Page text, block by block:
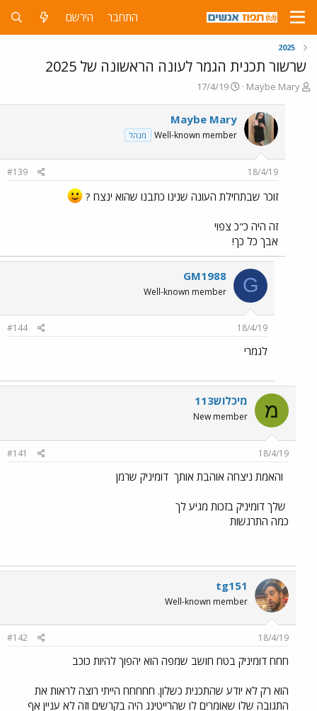
התחבר הירשם
2025
שרשור תכנית הגמר לעונה הראשונה של 2025
פ
Maybe Mary
פ
ס
ם
ת
י
17/4/19
Maybe Mary
Well-known member מנהל
18/4/19
#139
זוכר שבתחילת העונה שנינו כתבנו שהוא ינצח ?
זה היה כ"כ צפוי
אבך כל כך!
G
GM1988
Well-known member
18/4/19
#144
לגמרי
מ מיכלוש113
New member
18/4/19
#141
והאמת ניצחה אוהבת אותך דומיניק שרמן
שלך דומיניק בזכות מגיע לך
כמה התרגשות
tg151
Well-known member
18/4/19
#142
חחח דומיניק בטח חושב שמפה הוא יהפוך להיות כוכב
הוא רק לא יודע שהתכנית כשלון. חחחחח הייתי רוצה לראות את
התגובה שלו שאומרים לו שהרייטינג היה בקרשים וזה לא עניין אף